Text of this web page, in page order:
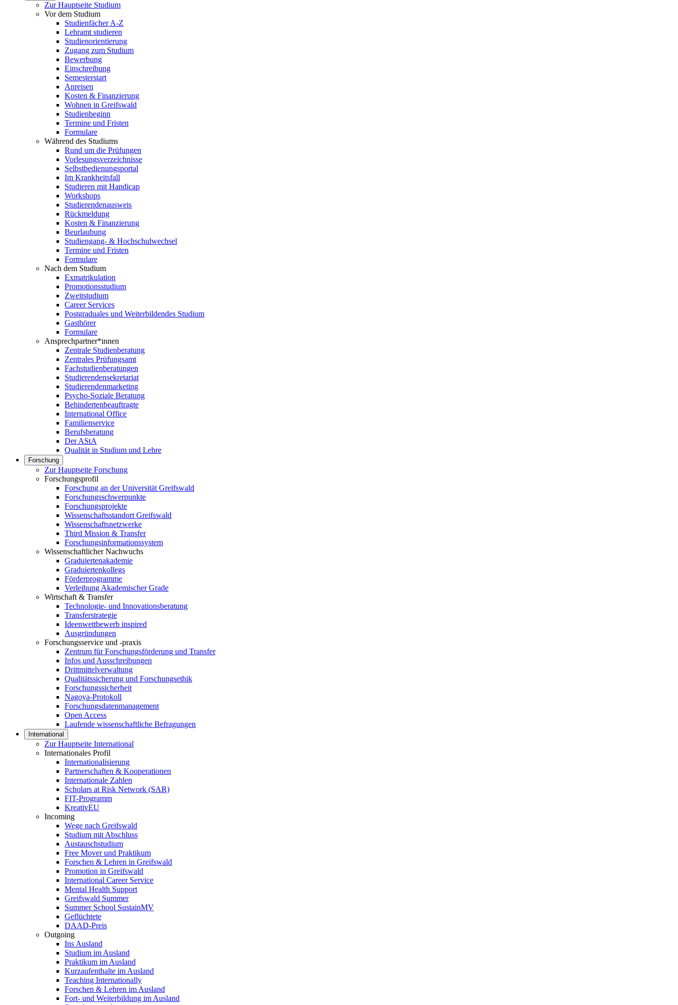
Zur Hauptseite Studium
Vor dem Studium
Studienfächer A-Z
Lehramt studieren
Studienorientierung
Zugang zum Studium
Bewerbung
Einschreibung
Semesterstart
Anreisen
Kosten & Finanzierung
Wohnen in Greifswald
Studienbeginn
Termine und Fristen
Formulare
Während des Studiums
Rund um die Prüfungen
Vorlesungsverzeichnisse
Selbstbedienungsportal
Im Krankheitsfall
Studieren mit Handicap
Workshops
Studierendenausweis
Rückmeldung
Kosten & Finanzierung
Beurlaubung
Studiengang- & Hochschulwechsel
Termine und Fristen
Formulare
Nach dem Studium
Exmatrikulation
Promotionsstudium
Zweitstudium
Career Services
Postgraduales und Weiterbildendes Studium
Gasthörer
Formulare
Ansprechpartner*innen
Zentrale Studienberatung
Zentrales Prüfungsamt
Fachstudienberatungen
Studierendensekretariat
Studierendenmarketing
Psycho-Soziale Beratung
Behindertenbeauftragte
International Office
Familienservice
Berufsberatung
Der AStA
Qualität in Studium und Lehre
Forschung
Zur Hauptseite Forschung
Forschungsprofil
Forschung an der Universität Greifswald
Forschungsschwerpunkte
Forschungsprojekte
Wissenschaftsstandort Greifswald
Wissenschaftsnetzwerke
Third Mission & Transfer
Forschungsinformationssystem
Wissenschaftlicher Nachwuchs
Graduiertenakademie
Graduiertenkollegs
Förderprogramme
Verleihung Akademischer Grade
Wirtschaft & Transfer
Technologie- und Innovationsberatung
Transferstrategie
Ideenwettbewerb inspired
Ausgründungen
Forschungsservice und -praxis
Zentrum für Forschungsförderung und Transfer
Infos und Ausschreibungen
Drittmittelverwaltung
Qualitätssicherung und Forschungsethik
Forschungssicherheit
Nagoya-Protokoll
Forschungsdatenmanagement
Open Access
Laufende wissenschaftliche Befragungen
International
Zur Hauptseite International
Internationales Profil
Internationalisierung
Partnerschaften & Kooperationen
Internationale Zahlen
Scholars at Risk Network (SAR)
FIT-Programm
KreativEU
Incoming
Wege nach Greifswald
Studium mit Abschluss
Austauschstudium
Free Mover und Praktikum
Forschen & Lehren in Greifswald
Promotion in Greifswald
International Career Service
Mental Health Support
Greifswald Summer
Summer School SustainMV
Geflüchtete
DAAD-Preis
Outgoing
Ins Ausland
Studium im Ausland
Praktikum im Ausland
Kurzaufenthalte im Ausland
Teaching Internationally
Forschen & Lehren im Ausland
Fort- und Weiterbildung im Ausland